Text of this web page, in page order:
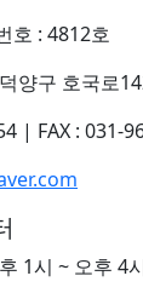
호 : 4812호
양구 호국로
| FAX : 031-
1시 ~ 오후 4